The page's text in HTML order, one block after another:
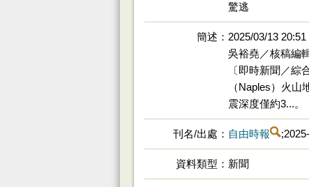
驚逃
簡述
2025/03/13 20:51
吳裕堯／核稿編
〔即時新聞／綜
（Naples）火
震深度僅約3...。
刊名/出處 自由時報
資料類型 新聞